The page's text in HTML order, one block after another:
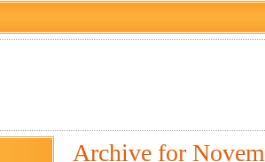
Archive for